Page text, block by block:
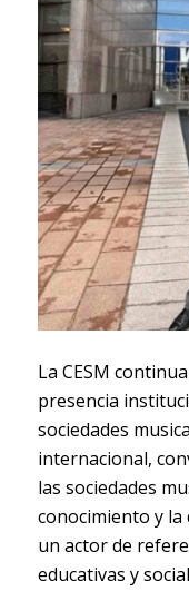
La CESM
presencia
sociedades
internacional,
las sociedades
conocimiento y
un actor de
educativas y